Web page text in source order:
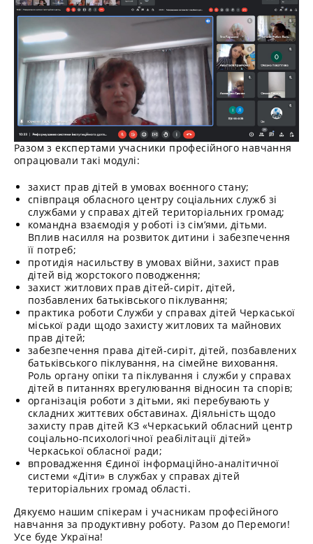
Разом з експертами учасники професійного навчання
опрацювали такі модулі:
захист прав дітей в умовах воєнного стану;
співпраця обласного центру соціальних служб зі
службами у справах дітей територіальних громад;
командна взаємодія у роботі із сім’ями, дітьми.
Вплив насилля на розвиток дитини і забезпечення
її потреб;
протидія насильству в умовах війни, захист прав
дітей від жорстокого поводження;
захист житлових прав дітей-сиріт, дітей,
позбавлених батьківського піклування;
практика роботи Служби у справах дітей Черкаської
міської ради щодо захисту житлових та майнових
прав дітей;
забезпечення права дітей-сиріт, дітей, позбавлених
батьківського піклування, на сімейне виховання.
Роль органу опіки та піклування і служби у справах
дітей в питаннях врегулювання відносин та спорів;
організація роботи з дітьми, які перебувають у
складних життєвих обставинах. Діяльність щодо
захисту прав дітей КЗ «Черкаський обласний центр
соціально-психологічної реабілітації дітей»
Черкаської обласної ради;
впровадження Єдиної інформаційно-аналітичної
системи «Діти» в службах у справах дітей
територіальних громад області.
Дякуємо нашим спікерам і учасникам професійного
навчання за продуктивну роботу. Разом до Перемоги!
Усе буде Україна!